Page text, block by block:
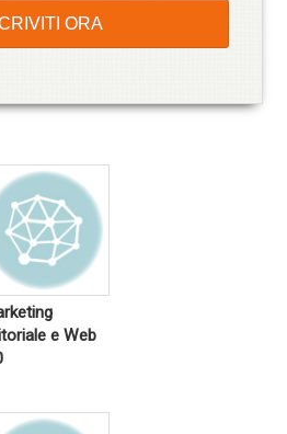
e Web